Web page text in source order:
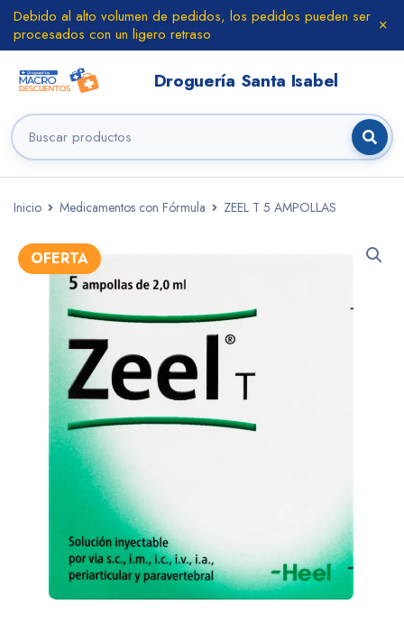
Debido al alto volumen de pedidos, los pedidos pueden ser
procesados con un ligero retraso
Inicio Medicamentos con Fórmula ZEEL T 5 AMPOLLAS